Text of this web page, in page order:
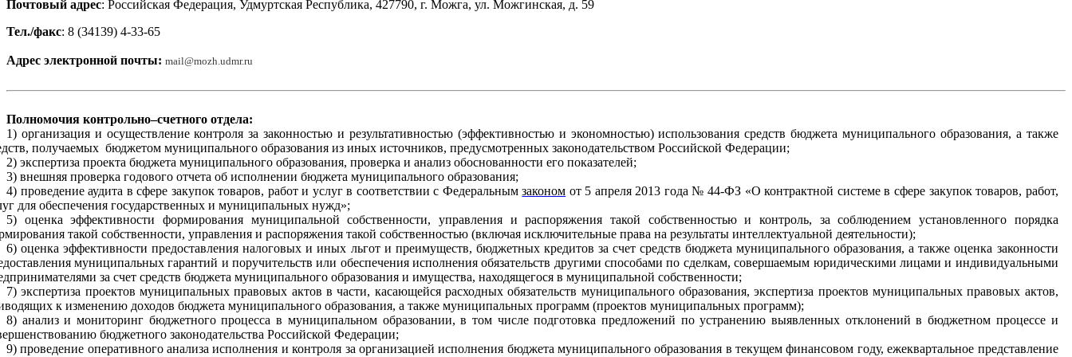
Почтовый адрес: Российская Федерация, Удмуртская Республика, 427790, г. Можга, ул. Можгинская, д. 59
Тел./факс: 8 (34139) 4-33-65
Адрес электронной почты: mail@mozh.udmr.ru
Полномочия контрольно–счетного отдела:
1) организация и осуществление контроля за законностью и результативностью (эффективностью и экономностью) использования средств бюджета муниципального образования, а также
получаемых бюджетом муниципального образования из иных источников, предусмотренных законодательством Российской Федерации;
2) экспертиза проекта бюджета муниципального образования, проверка и анализ обоснованности его показателей;
3) внешняя проверка годового отчета об исполнении бюджета муниципального образования;
4) проведение аудита в сфере закупок товаров, работ и услуг в соответствии с Федеральнымзаконом от 5 апреля 2013 года № 44-ФЗ «О контрактной системе в сфере закупок товаров, работ,
для обеспечения государственных и муниципальных нужд»;
5) оценка эффективности формирования муниципальной собственности, управления и распоряжения такой собственностью и контроль, за соблюдением установленного порядка
такой собственности, управления и распоряжения такой собственностью (включая исключительные права на результаты интеллектуальной деятельности);
6) оценка эффективности предоставления налоговых и иных льгот и преимуществ, бюджетных кредитов за счет средств бюджета муниципального образования, а также оценка законности
муниципальных гарантий и поручительств или обеспечения исполнения обязательств другими способами по сделкам, совершаемым юридическими лицами и индивидуальными
за счет средств бюджета муниципального образования и имущества, находящегося в муниципальной собственности;
7) экспертиза проектов муниципальных правовых актов в части, касающейся расходных обязательств муниципального образования, экспертиза проектов муниципальных правовых актов,
к изменению доходов бюджета муниципального образования, а также муниципальных программ (проектов муниципальных программ);
8) анализ и мониторинг бюджетного процесса в муниципальном образовании, в том числе подготовка предложений по устранению выявленных отклонений в бюджетном процессе и
бюджетного законодательства Российской Федерации;
9) проведение оперативного анализа исполнения и контроля за организацией исполнения бюджета муниципального образования в текущем финансовом году, ежеквартальное представление